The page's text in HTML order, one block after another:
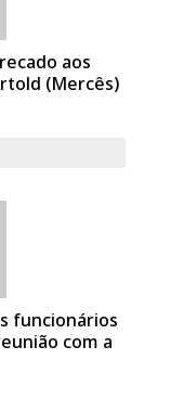
aos
(Mercês)
funcionários
com a